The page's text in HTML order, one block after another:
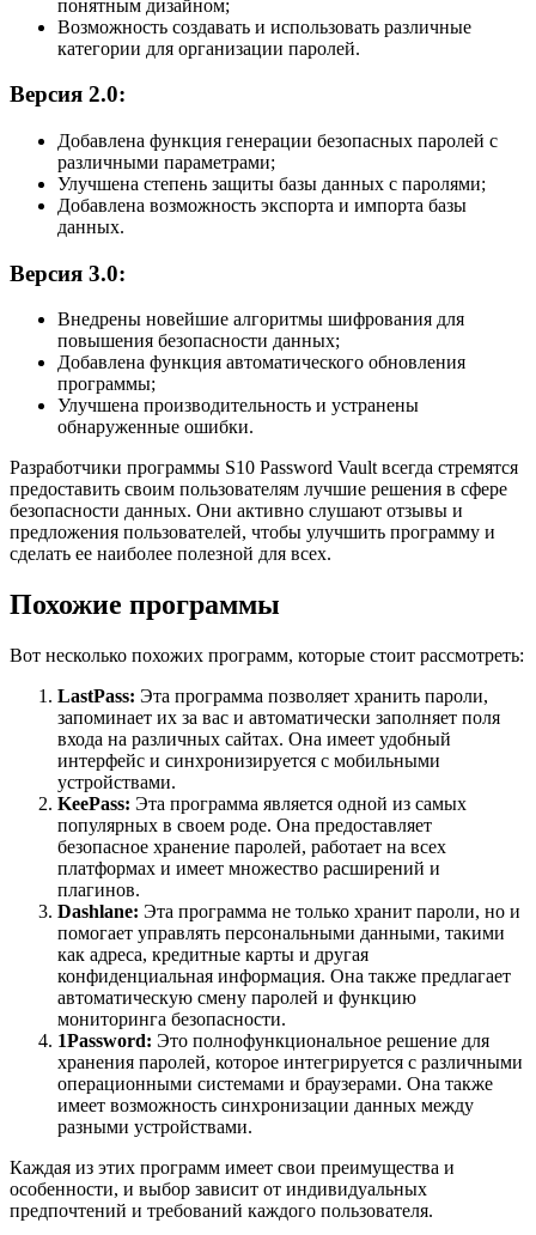
понятным дизайном;
Возможность создавать и использовать различные
категории для организации паролей.
Версия 2.0:
Добавлена функция генерации безопасных паролей с
различными параметрами;
Улучшена степень защиты базы данных с паролями;
Добавлена возможность экспорта и импорта базы
данных.
Версия 3.0:
Внедрены новейшие алгоритмы шифрования для
повышения безопасности данных;
Добавлена функция автоматического обновления
программы;
Улучшена производительность и устранены
обнаруженные ошибки.
Разработчики программы S10 Password Vault всегда стремятся
предоставить своим пользователям лучшие решения в сфере
безопасности данных. Они активно слушают отзывы и
предложения пользователей, чтобы улучшить программу и
сделать ее наиболее полезной для всех.
Похожие программы
Вот несколько похожих программ, которые стоит рассмотреть:
LastPass: Эта программа позволяет хранить пароли,
запоминает их за вас и автоматически заполняет поля
входа на различных сайтах. Она имеет удобный
интерфейс и синхронизируется с мобильными
устройствами.
KeePass: Эта программа является одной из самых
популярных в своем роде. Она предоставляет
безопасное хранение паролей, работает на всех
платформах и имеет множество расширений и
плагинов.
Dashlane: Эта программа не только хранит пароли, но и
помогает управлять персональными данными, такими
как адреса, кредитные карты и другая
конфиденциальная информация. Она также предлагает
автоматическую смену паролей и функцию
мониторинга безопасности.
1Password: Это полнофункциональное решение для
хранения паролей, которое интегрируется с различными
операционными системами и браузерами. Она также
имеет возможность синхронизации данных между
разными устройствами.
Каждая из этих программ имеет свои преимущества и
особенности, и выбор зависит от индивидуальных
предпочтений и требований каждого пользователя.